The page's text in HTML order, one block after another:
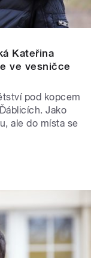
Kateřina
ve vesničce
pod kopcem
Jako
ale do místa se